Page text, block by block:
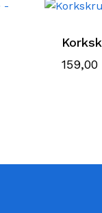
159,00